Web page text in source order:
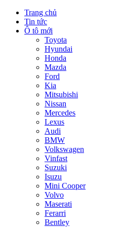
Trang chủ
Tin tức
Ô tô mới
Toyota
Hyundai
Honda
Mazda
Ford
Kia
Mitsubishi
Nissan
Mercedes
Lexus
Audi
BMW
Volkswagen
Vinfast
Suzuki
Isuzu
Mini Cooper
Volvo
Maserati
Ferarri
Bentley